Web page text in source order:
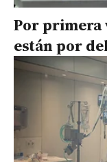
Por primera
están por